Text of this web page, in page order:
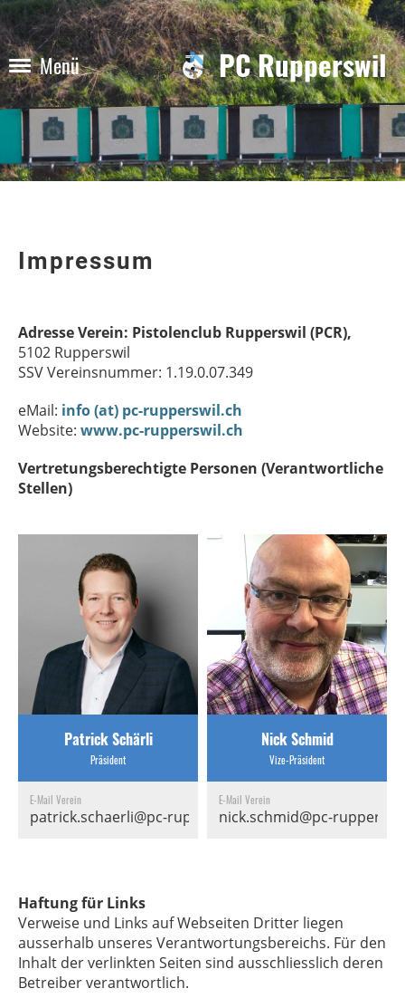
Menü PC Rupperswil
Impressum
Adresse Verein: Pistolenclub Rupperswil (PCR),
5102 Rupperswil
SSV Vereinsnummer: 1.19.0.07.349
eMail: info (at) pc-rupperswil.ch
Website: www.pc-rupperswil.ch
Vertretungsberechtigte Personen (Verantwortliche
Stellen)
Patrick Schärli
Präsident
E-Mail Verein
patrick.schaerli@pc-rupperswil.ch
Nick Schmid
Vize-Präsident
E-Mail Verein
nick.schmid@pc-
Haftung für Links
Verweise und Links auf Webseiten Dritter liegen
ausserhalb unseres Verantwortungsbereichs. Für den
Inhalt der verlinkten Seiten sind ausschliesslich deren
Betreiber verantwortlich.